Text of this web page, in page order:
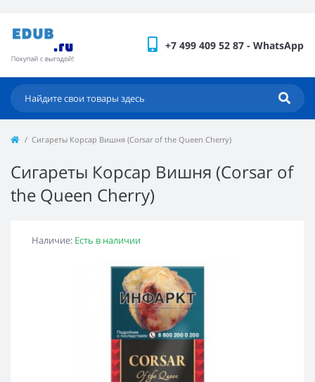
+7 499 409 52 87 - WhatsApp
Сигареты Корсар Вишня (Corsar of the Queen Cherry)
Сигареты Корсар Вишня (Corsar of
the Queen Cherry)
Наличие: Есть в наличии